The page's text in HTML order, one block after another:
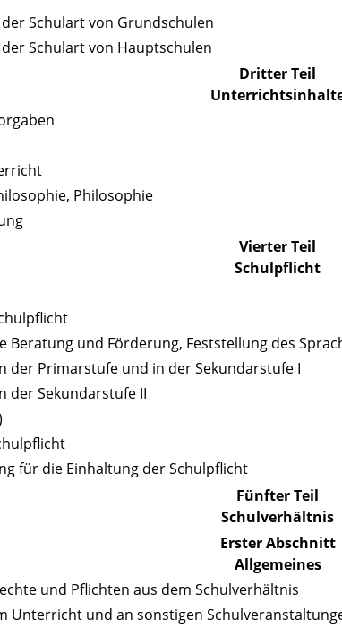
Schulart von Grundschulen
Schulart von Hauptschulen
Dritter Teil
Philosophie
Vierter Teil
Schulpflicht
Beratung und Förderung, Feststellung des
der Primarstufe und in der Sekundarstufe I
der Sekundarstufe II
für die Einhaltung der Schulpflicht
Fünfter Teil
Schulverhältnis
Erster Abschnitt
Allgemeines
und Pflichten aus dem Schulverhältnis
Unterricht und an sonstigen